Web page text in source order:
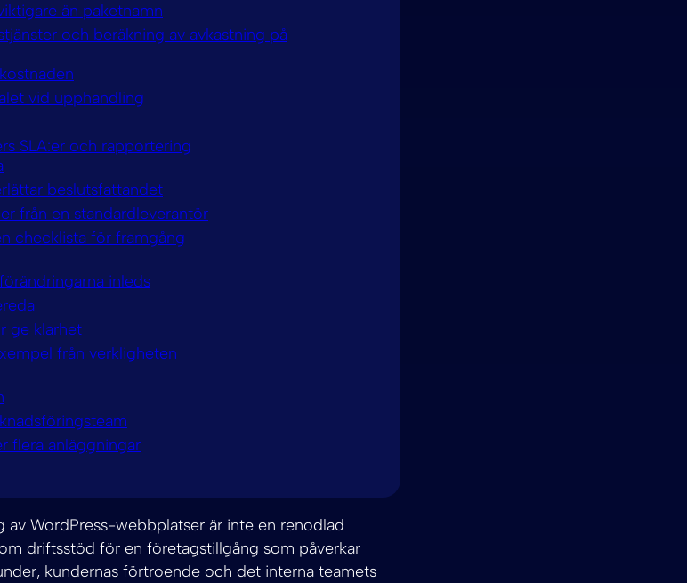
än paketnamn
och beräkning av avkastning på
vid upphandling
SLA:er och rapportering
beslutsfattandet
från en standardleverantör
checklista för framgång
inleds
ge klarhet
från verkligheten
flera anläggningar
WordPress-webbplatser är inte en renodlad
driftsstöd för en företagstillgång som påverkar
kundernas förtroende och det interna teamets